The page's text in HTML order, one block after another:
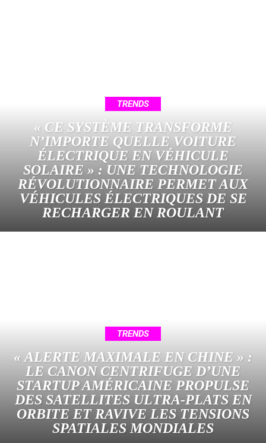
TRENDS
« CE SYSTÈME TRANSFORME
N’IMPORTE QUELLE VOITURE
ÉLECTRIQUE EN VÉHICULE
SOLAIRE » : UNE TECHNOLOGIE
RÉVOLUTIONNAIRE PERMET AUX
VÉHICULES ÉLECTRIQUES DE SE
RECHARGER EN ROULANT
TRENDS
« ALERTE MAXIMALE EN CHINE » :
LE CANON CENTRIFUGE D’UNE
STARTUP AMÉRICAINE PROPULSE
DES SATELLITES ULTRA-PLATS EN
ORBITE ET RAVIVE LES TENSIONS
SPATIALES MONDIALES